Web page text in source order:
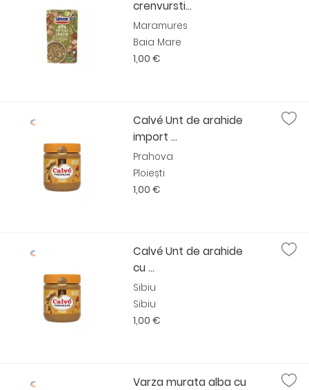
crenvursti...
Maramures
Baia Mare
1,00 €
Calvé Unt de arahide
import ...
Prahova
Ploiești
1,00 €
Calvé Unt de arahide
cu ...
Sibiu
Sibiu
1,00 €
Varza murata alba cu